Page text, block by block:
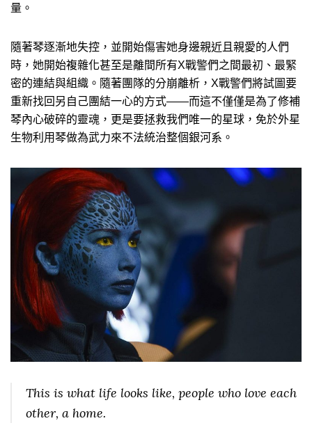
量。
隨著琴逐漸地失控，並開始傷害她身邊親近且親愛的人們
時，她開始複雜化甚至是離間所有X戰警們之間最初、最緊
密的連結與組織。隨著團隊的分崩離析，X戰警們將試圖要
重新找回另自己團結一心的方式——而這不僅僅是為了修補
琴內心破碎的靈魂，更是要拯救我們唯一的星球，免於外星
生物利用琴做為武力來不法統治整個銀河系。
This is what life looks like, people who love each
other, a home.